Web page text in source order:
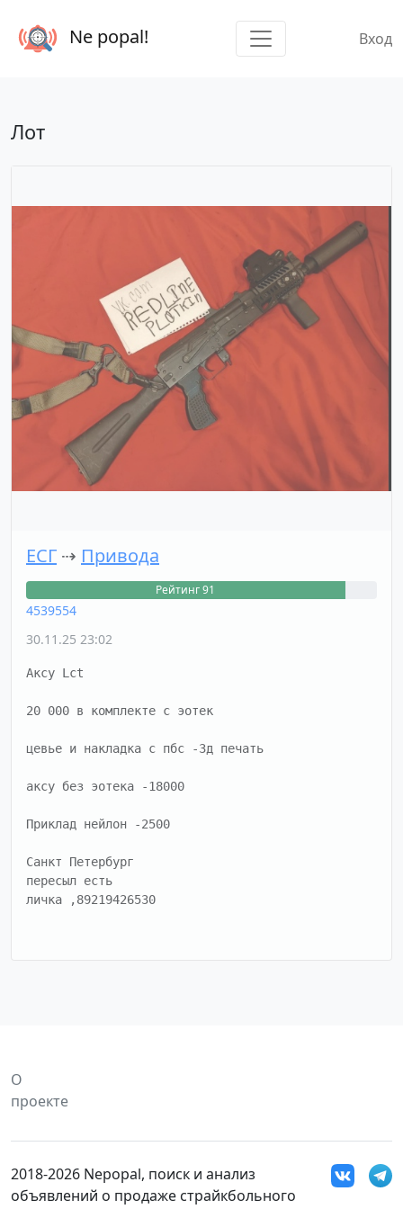
Ne popal! Вход
Лот
ЕСГ ⇢ Привода
Рейтинг 91
4539554
30.11.25 23:02
Аксу Lct
20 000 в комплекте с эотек
цевье и накладка с пбс -3д печать
аксу без эотека -18000
Приклад нейлон -2500
Санкт Петербург
пересыл есть
личка ,89219426530
О
проекте
2018-2026 Nepopal, поиск и анализ
объявлений о продаже страйкбольного